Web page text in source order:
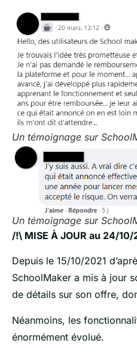
Un témoignage sur
Un témoignage sur
/!\ MISE À JOUR au 24/10/
Depuis le 15/10/2021
SchoolMaker a mis à jour
de détails sur son offre,
Néanmoins, les
énormément évolué.